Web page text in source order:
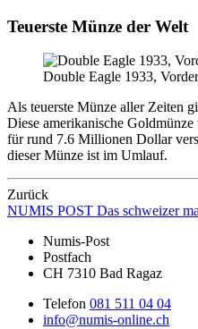
Teuerste Münze der Welt
Double Eagle 1933,
Als teuerste Münze aller Zeiten
Diese amerikanische
für rund 7.6 Millionen Dollar
dieser Münze ist im Umlauf.
Zurück
NUMIS POST Das schweizer
Numis-Post
Postfach
CH 7310 Bad Ragaz
Telefon 081 511 04 04
info@numis-online.ch